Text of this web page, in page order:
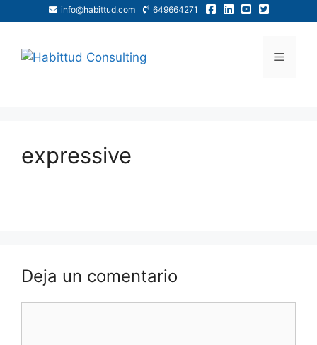
info@habittud.com 649664271
expressive
Deja un comentario